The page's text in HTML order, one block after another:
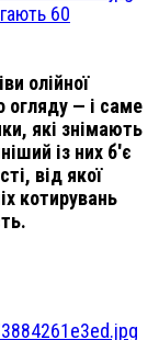
60
олійної
огляду — і саме
які знімають
із них б'є
від якої
котирувань